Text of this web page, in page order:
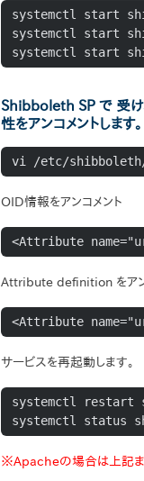
systemctl start
systemctl start
systemctl start
Shibboleth SP で 受け
性をアンコメントします。
vi /etc/
OID情報をアンコメント
<Attribute
Attribute definition をアン
<Attribute
サービスを再起動します。
systemctl restart
systemctl status
※Apacheの場合は上記ま